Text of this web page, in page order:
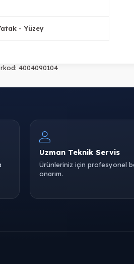
- Yüzey
4004090104
Uzman Teknik Servis
Ürünleriniz için profesyonel
onarım.